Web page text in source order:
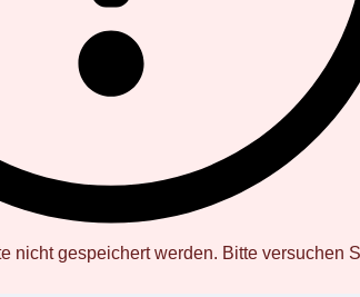
nicht gespeichert werden. Bitte versuchen